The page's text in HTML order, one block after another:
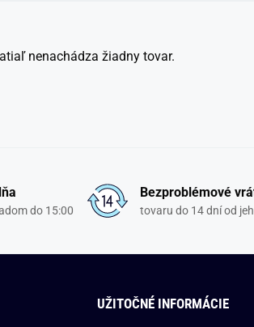
nenachádza žiadny tovar.
do 15:00
Bezproblémové
tovaru do 14 dní od
UŽITOČNÉ INFORMÁCIE